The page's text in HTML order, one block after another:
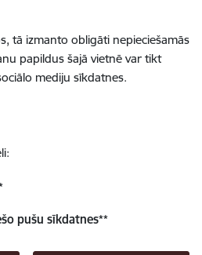
tā izmanto obligāti nepieciešamās
papildus šajā vietnē var tikt
mediju sīkdatnes.
pušu sīkdatnes**